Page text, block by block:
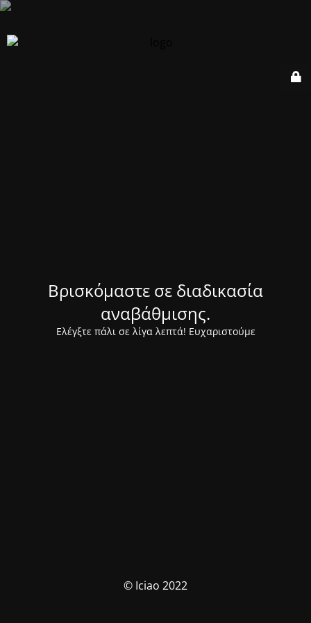
Βρισκόμαστε σε διαδικασία
αναβάθμισης.
Ελέγξτε πάλι σε λίγα λεπτά! Ευχαριστούμε
© Iciao 2022